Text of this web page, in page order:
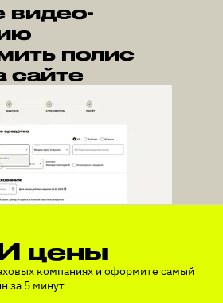
видео-
полис
сайте
цены
компаниях и оформите самый
за 5 минут